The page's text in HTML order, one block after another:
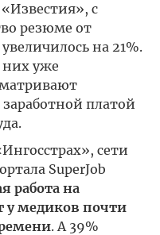
«Известия», с
резюме от
на 21%.
уже
платой
сети
SuperJob
работа на
у медиков почти
. А 39%